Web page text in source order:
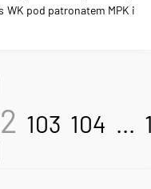
WK pod patronatem MPK i
103 104 ...